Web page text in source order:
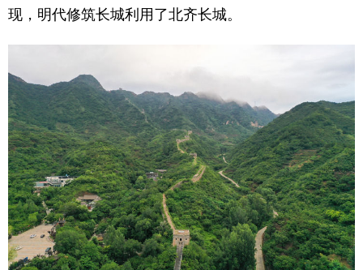
现，明代修筑长城利用了北齐长城。